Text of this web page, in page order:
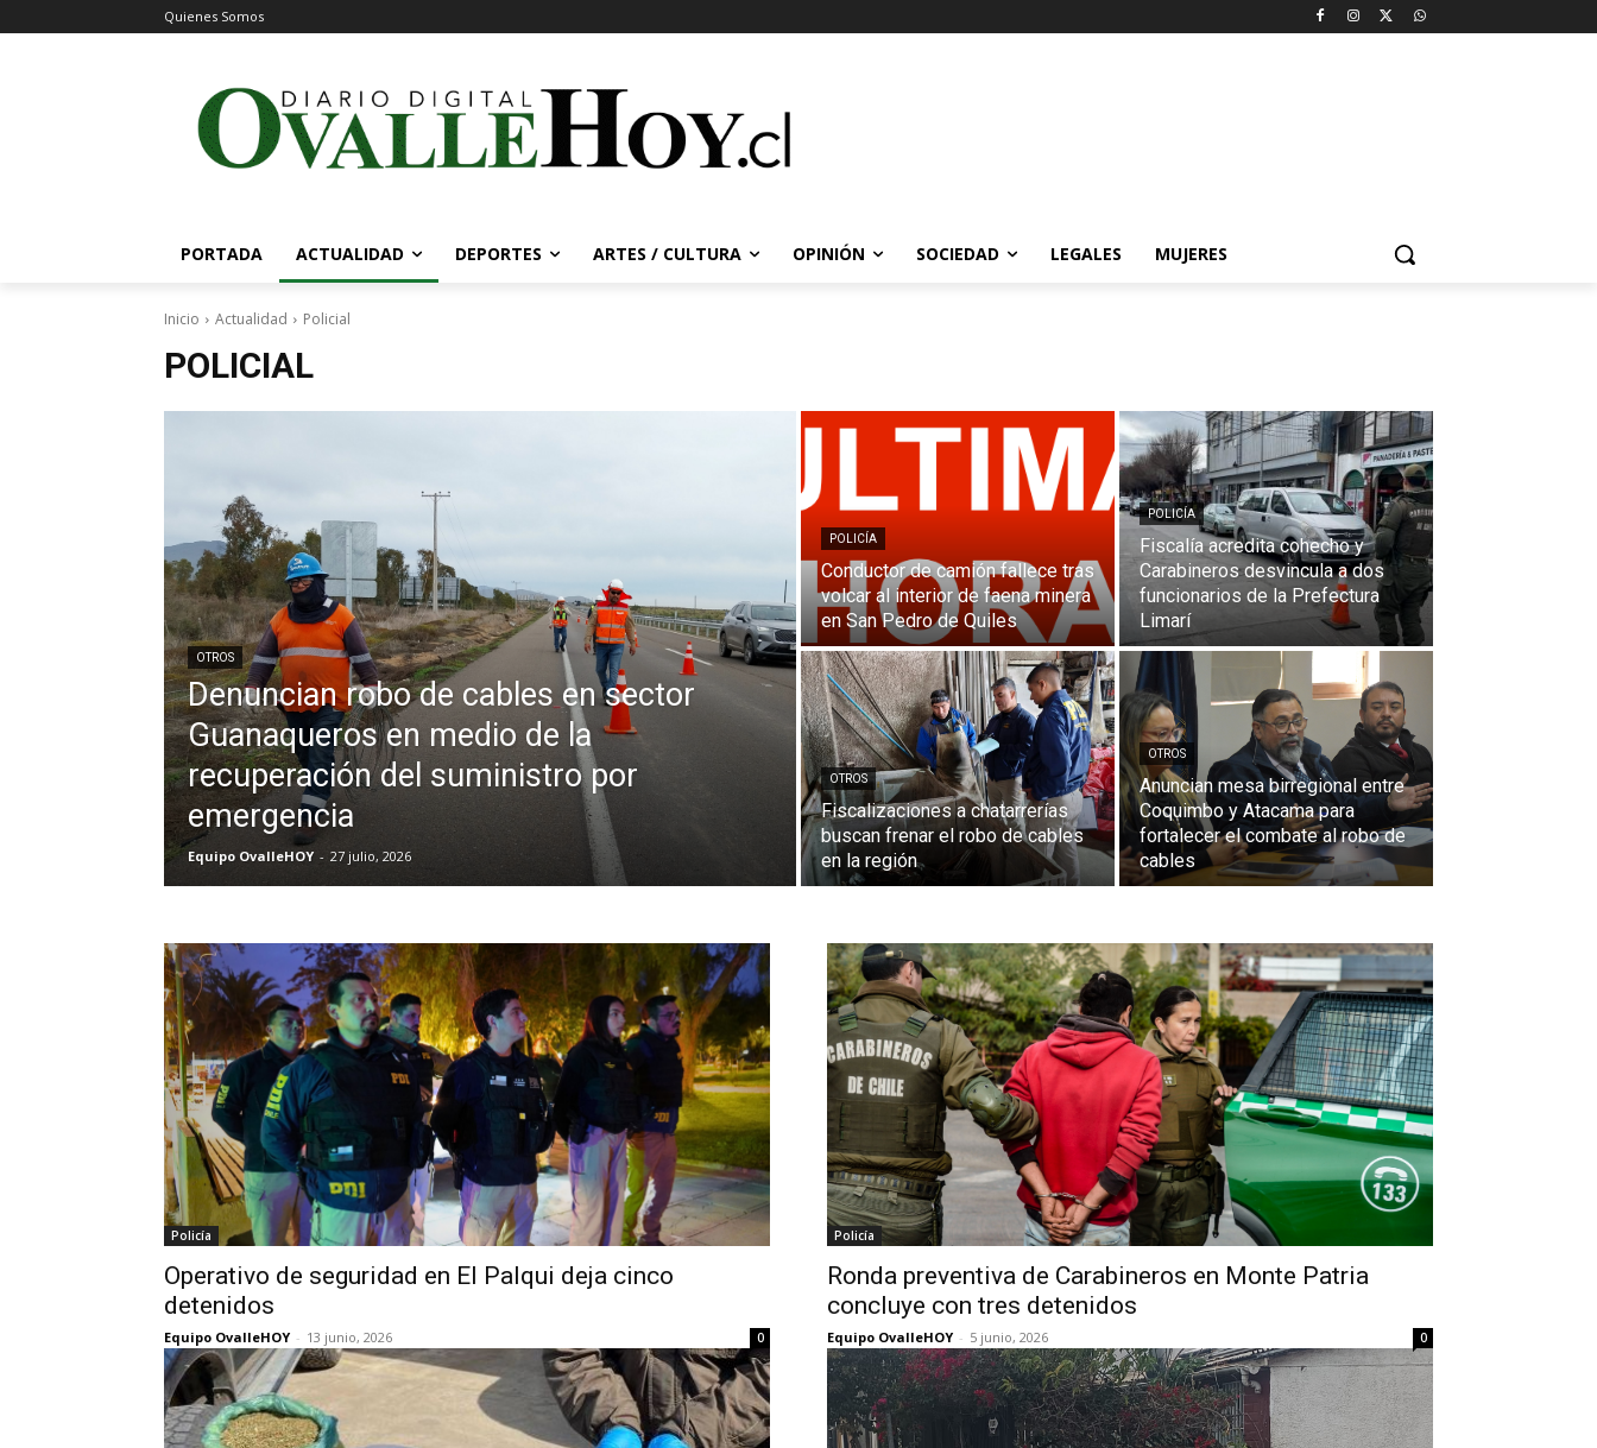
Quienes Somos
PORTADA ACTUALIDAD DEPORTES ARTES / CULTURA OPINIÓN SOCIEDAD LEGALES MUJERES
Inicio Actualidad Policial
POLICIAL
OTROS
Denuncian robo de cables en sector
Guanaqueros en medio de la
recuperación del suministro por
emergencia
Equipo OvalleHOY - 27 julio, 2026
POLICÍA
Conductor de camión fallece tras
volcar al interior de faena minera
en San Pedro de Quiles
POLICÍA
Fiscalía acredita cohecho y
Carabineros desvincula a dos
funcionarios de la Prefectura
Limarí
OTROS
Fiscalizaciones a chatarrerías
buscan frenar el robo de cables
en la región
OTROS
Anuncian mesa birregional entre
Coquimbo y Atacama para
fortalecer el combate al robo de
cables
Policía
Operativo de seguridad en El Palqui deja cinco
detenidos
Equipo OvalleHOY - 13 junio, 2026 0
Policía
Ronda preventiva de Carabineros en Monte Patria
concluye con tres detenidos
Equipo OvalleHOY - 5 junio, 2026 0